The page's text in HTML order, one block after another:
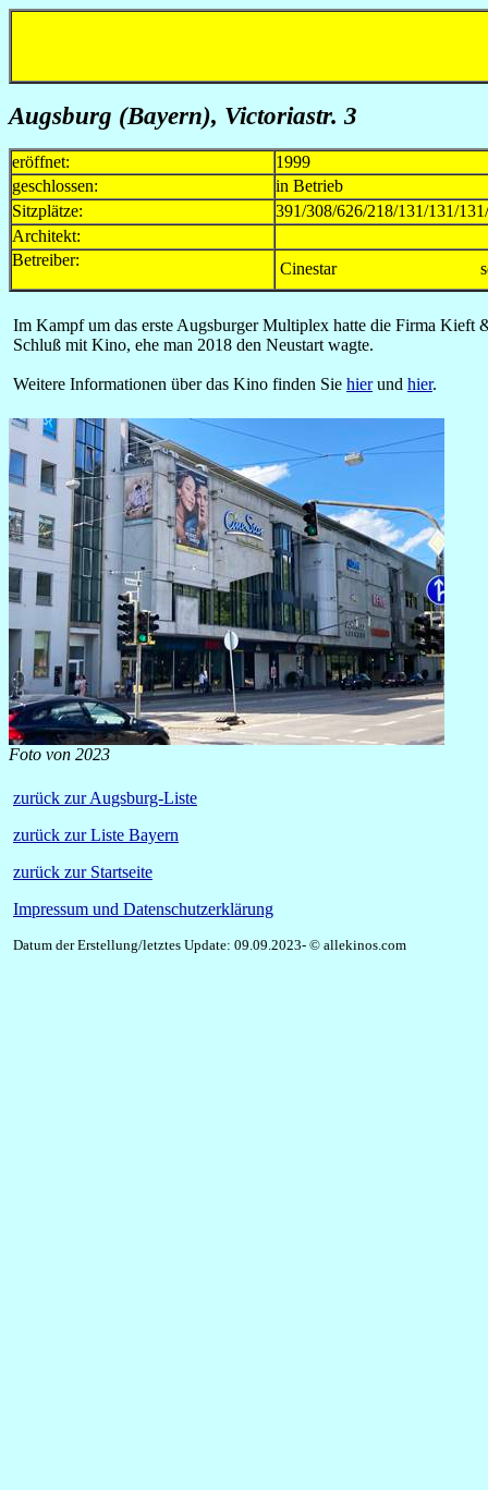
Augsburg (Bayern), Victoriastr. 3
eröffnet:
1999
geschlossen:
in Betrieb
Sitzplätze:
391/308/626/218/131/131/
Architekt:
Betreiber:
Cinestar
Im Kampf um das erste Augsburger Multiplex hatte die Firma Kieft
Schluß mit Kino, ehe man 2018 den Neustart wagte.
Weitere Informationen über das Kino finden Sie hierund hier.
Foto von 2023
zurück zur Augsburg-Liste
zurück zur Liste Bayern
zurück zur Startseite
Impressum und Datenschutzerklärung
Datum der Erstellung/letztes Update: 09.09.2023- © allekinos.com